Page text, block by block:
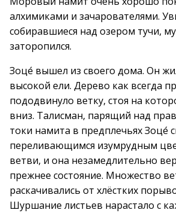
алхимиками и зачарователями.
собиравшиеся над озером тучи,
заторопился.
Зоце́ вышел из своего дома. Он
высокой ели. Дерево как всегда
пододвинуло ветку, стоя на
вниз. Талисман, парящий над
токи намита в предплечьях Зоце́
переливающимся изумрудным
ветви, и она незамедлительно
прежнее состояние. Множество
раскачивались от хлёстких
Шуршание листьев нарастало с